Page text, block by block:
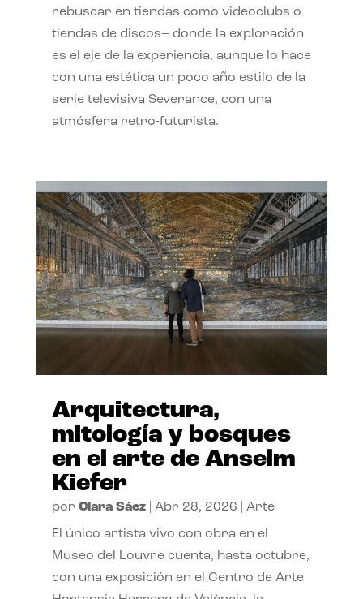
rebuscar en tiendas como videoclubs o
tiendas de discos– donde la exploración
es el eje de la experiencia, aunque lo hace
con una estética un poco año estilo de la
serie televisiva Severance, con una
atmósfera retro-futurista.
Arquitectura,
mitología y bosques
en el arte de Anselm
Kiefer
por Clara Sáez| Abr 28, 2026 Arte
El único artista vivo con obra en el
Museo del Louvre cuenta, hasta octubre,
con una exposición en el Centro de Arte